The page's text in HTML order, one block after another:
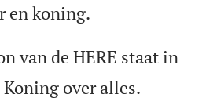
en koning.
van de HERE staat in
over alles.